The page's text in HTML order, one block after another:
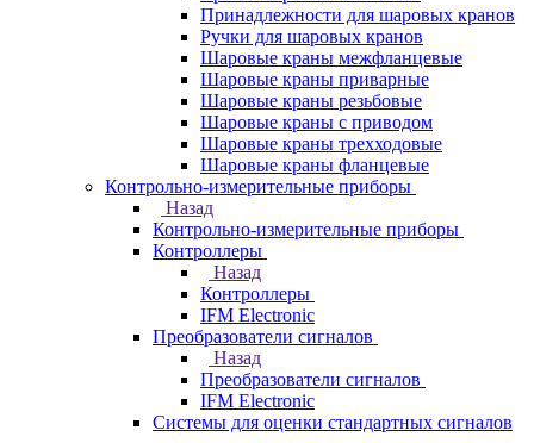
Принадлежности для шаровых кранов
Ручки для шаровых кранов
Шаровые краны межфланцевые
Шаровые краны приварные
Шаровые краны резьбовые
Шаровые краны с приводом
Шаровые краны трехходовые
Шаровые краны фланцевые
Контрольно-измерительные приборы
Назад
Контрольно-измерительные приборы
Контроллеры
Назад
Контроллеры
IFM Electronic
Преобразователи сигналов
Назад
Преобразователи сигналов
IFM Electronic
Системы для оценки стандартных сигналов